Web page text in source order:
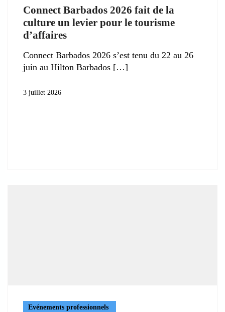
Connect Barbados 2026 fait de la
culture un levier pour le tourisme
d’affaires
Connect Barbados 2026 s’est tenu du 22 au 26
juin au Hilton Barbados
3 juillet 2026
Evénements professionnels